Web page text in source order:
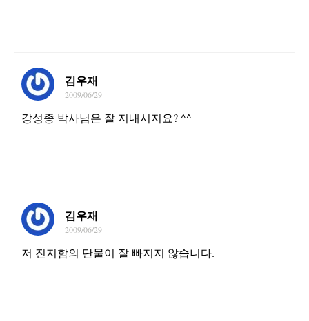
김우재
2009/06/29
강성종 박사님은 잘 지내시지요? ^^
김우재
2009/06/29
저 진지함의 단물이 잘 빠지지 않습니다.